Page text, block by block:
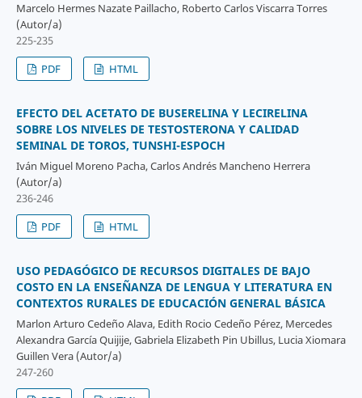
Marcelo Hermes Nazate Paillacho, Roberto Carlos Viscarra Torres
(Autor/a)
225-235
PDF
HTML
EFECTO DEL ACETATO DE BUSERELINA Y LECIRELINA
SOBRE LOS NIVELES DE TESTOSTERONA Y CALIDAD
SEMINAL DE TOROS, TUNSHI-ESPOCH
Iván Miguel Moreno Pacha, Carlos Andrés Mancheno Herrera
(Autor/a)
236-246
PDF
HTML
USO PEDAGÓGICO DE RECURSOS DIGITALES DE BAJO
COSTO EN LA ENSEÑANZA DE LENGUA Y LITERATURA EN
CONTEXTOS RURALES DE EDUCACIÓN GENERAL BÁSICA
Marlon Arturo Cedeño Alava, Edith Rocio Cedeño Pérez, Mercedes
Alexandra García Quijije, Gabriela Elizabeth Pin Ubillus, Lucia Xiomara
Guillen Vera (Autor/a)
247-260